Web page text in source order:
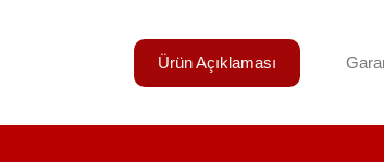
Ürün Açıklaması